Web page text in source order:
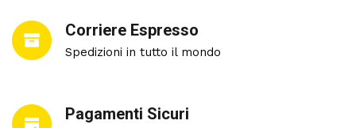
Corriere Espresso
Spedizioni in tutto il mondo
Pagamenti Sicuri